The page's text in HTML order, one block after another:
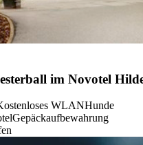
im Novotel
WLANHunde
Gepäckaufbewahrung